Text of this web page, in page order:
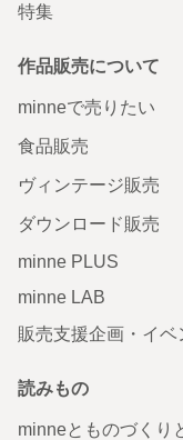
特集
作品販売について
minneで売りたい
食品販売
ヴィンテージ販売
ダウンロード販売
minne PLUS
minne LAB
販売支援企画・イベ
読みもの
minneとものづくり